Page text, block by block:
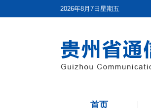
2026年8月7日星期五
首页